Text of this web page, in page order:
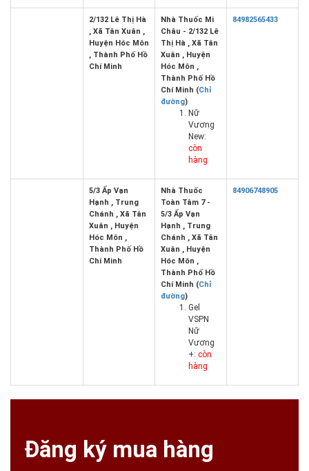
2/132 Lê Thị Hà
, Xã Tân Xuân ,
Huyện Hóc Môn
, Thành Phố Hồ
Chí Minh
Nhà Thuốc Mi
Châu - 2/132 Lê
Thị Hà , Xã Tân
Xuân , Huyện
Hóc Môn ,
Thành Phố Hồ
Chí Minh (Chỉ
đường)
Nữ
Vương
New:
còn
hàng
84982565433
5/3 Ấp Vạn
Hạnh , Trung
Chánh , Xã Tân
Xuân , Huyện
Hóc Môn ,
Thành Phố Hồ
Chí Minh
Nhà Thuốc
Toàn Tâm 7 -
5/3 Ấp Vạn
Hạnh , Trung
Chánh , Xã Tân
Xuân , Huyện
Hóc Môn ,
Thành Phố Hồ
Chí Minh (Chỉ
đường)
Gel
VSPN
Nữ
Vương
+: còn
hàng
84906748905
Đăng ký mua hàng